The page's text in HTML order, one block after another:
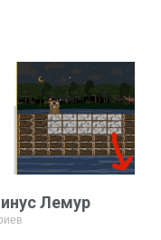
Лемур